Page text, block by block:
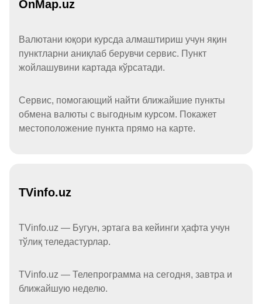
OnMap.uz
Валютани юқори курсда алмаштириш учун яқин
пунктларни аниқлаб берувчи сервис. Пункт
жойлашувини картада кўрсатади.
Сервис, помогающий найти ближайшие пункты
обмена валюты с выгодным курсом. Покажет
местоположение пункта прямо на карте.
TVinfo.uz
TVinfo.uz — Бугун, эртага ва кейинги ҳафта учун
тўлиқ теледастурлар.
TVinfo.uz — Телепрограмма на сегодня, завтра и
ближайшую неделю.